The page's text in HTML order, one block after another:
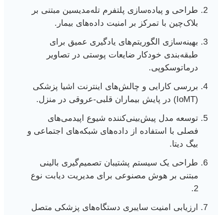
طراحی و پیاده‌سازی پلتفرم تله‌مدیسین مبتنی بر
بلاک‌چین با تمرکز بر امنیت داده‌های بیمار.
بهینه‌سازی الگوریتم‌های یادگیری عمیق برای
طبقه‌بندی خودکار ضایعات پوستی در تصاویر
درماتوسکوپی.
بررسی کارایی و چالش‌های اینترنت اشیا پزشکی
(IoMT) در پایش بیماران قلبی-عروقی در منزل.
توسعه مدل پیش‌بینی‌کننده شیوع اپیدمی‌های
فصلی با استفاده از داده‌های شبکه‌های اجتماعی و
بیگ دیتا.
طراحی یک سیستم پشتیبان تصمیم‌گیری بالینی
مبتنی بر هوش مصنوعی برای مدیریت دیابت نوع
2.
ارزیابی امنیت سایبری دستگاه‌های پزشکی متصل